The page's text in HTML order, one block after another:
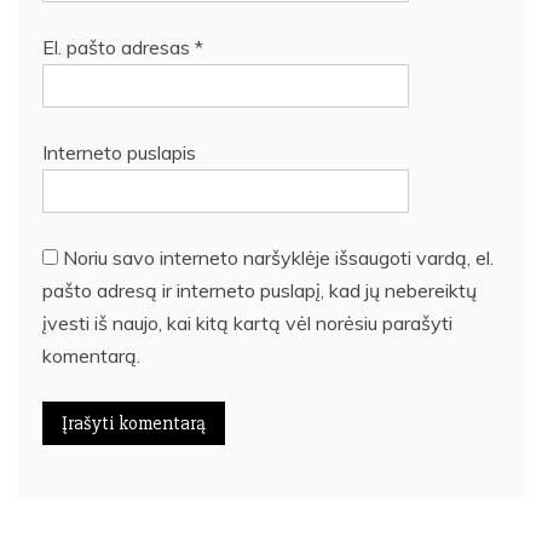
El. pašto adresas *
Interneto puslapis
Noriu savo interneto naršyklėje išsaugoti vardą, el.
pašto adresą ir interneto puslapį, kad jų nebereiktų
įvesti iš naujo, kai kitą kartą vėl norėsiu parašyti
komentarą.